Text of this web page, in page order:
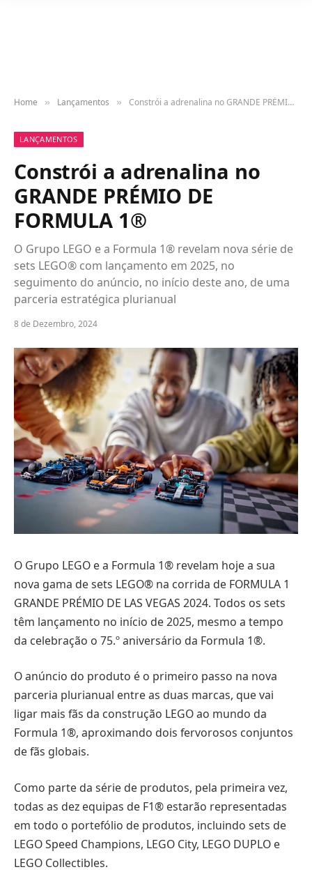
Home » Lançamentos » Constrói a adrenalina no GRANDE PRÉMIO DE FORMULA 1®
LANÇAMENTOS
Constrói a adrenalina no
GRANDE PRÉMIO DE
FORMULA 1®
O Grupo LEGO e a Formula 1® revelam nova série de
sets LEGO® com lançamento em 2025, no
seguimento do anúncio, no início deste ano, de uma
parceria estratégica plurianual
8 de Dezembro, 2024
O Grupo LEGO e a Formula 1® revelam hoje a sua
nova gama de sets LEGO® na corrida de FORMULA 1
GRANDE PRÉMIO DE LAS VEGAS 2024. Todos os sets
têm lançamento no início de 2025, mesmo a tempo
da celebração o 75.º aniversário da Formula 1®.
O anúncio do produto é o primeiro passo na nova
parceria plurianual entre as duas marcas, que vai
ligar mais fãs da construção LEGO ao mundo da
Formula 1®, aproximando dois fervorosos conjuntos
de fãs globais.
Como parte da série de produtos, pela primeira vez,
todas as dez equipas de F1® estarão representadas
em todo o portefólio de produtos, incluindo sets de
LEGO Speed Champions, LEGO City, LEGO DUPLO e
LEGO Collectibles.